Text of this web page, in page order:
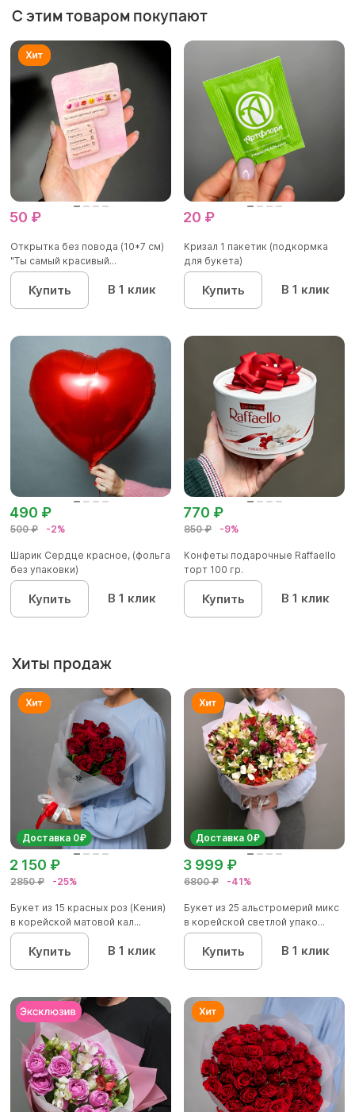
С этим товаром покупают
50 ₽
Открытка без повода (10*7 см)
"Ты самый красивый...
Купить В 1 клик
20 ₽
Кризал 1 пакетик (подкормка
для букета)
Купить В 1 клик
500 ₽ -2%
490 ₽
Шарик Сердце красное, (фольга
без упаковки)
Купить В 1 клик
850 ₽ -9%
770 ₽
Конфеты подарочные Raffaello
торт 100 гр.
Купить В 1 клик
Хиты продаж
Доставка 0₽
2850 ₽ -25%
2 150 ₽
Букет из 15 красных роз (Кения)
в корейской матовой кал...
Купить В 1 клик
Доставка 0₽
6800 ₽ -41%
3 999 ₽
Букет из 25 альстромерий микс
в корейской светлой упако...
Купить В 1 клик